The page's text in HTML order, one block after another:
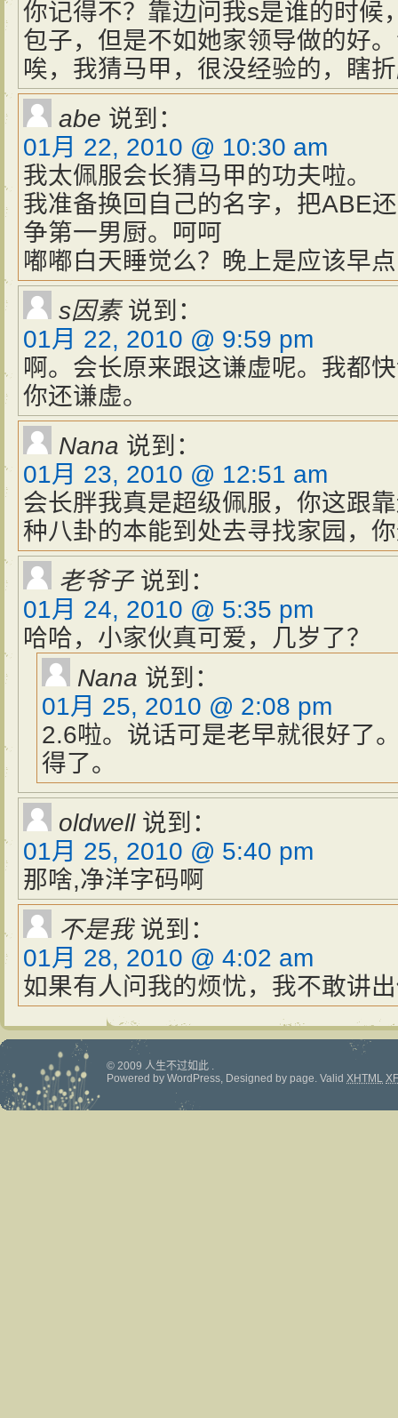
你记得不？靠边问我s是谁的时候
包子，但是不如她家领导做的好
唉，我猜马甲，很没经验的，瞎
abe 说到：
01月 22, 2010 @ 10:30 am
我太佩服会长猜马甲的功夫啦。
我准备换回自己的名字，把ABE
争第一男厨。呵呵
嘟嘟白天睡觉么？晚上是应该早
s因素 说到：
01月 22, 2010 @ 9:59 pm
啊。会长原来跟这谦虚呢。我都
你还谦虚。
Nana 说到：
01月 23, 2010 @ 12:51 am
会长胖我真是超级佩服，你这跟
种八卦的本能到处去寻找家园，
老爷子 说到：
01月 24, 2010 @ 5:35 pm
哈哈，小家伙真可爱，几岁了？
Nana 说到：
01月 25, 2010 @ 2:08 pm
2.6啦。说话可是老早就很好了
得了。
oldwell 说到：
01月 25, 2010 @ 5:40 pm
那啥,净洋字码啊
不是我 说到：
01月 28, 2010 @ 4:02 am
如果有人问我的烦忧，我不敢讲
© 2009 人生不过如此 .
Powered by WordPress, Designed by page. Valid XHTML